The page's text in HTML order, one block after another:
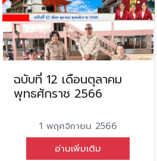
ฉบับที่ 12 เดือนตุลาคม
พุทธศักราช 2566
1 พฤศจิกายน 2566
อ่านเพิ่มเติม